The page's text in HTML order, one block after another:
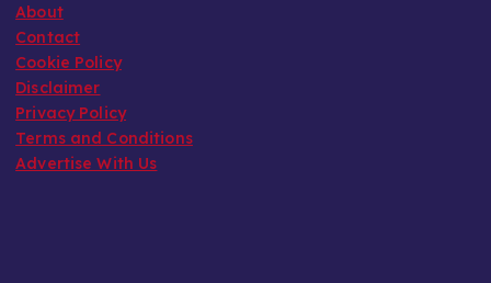
About
Contact
Cookie Policy
Disclaimer
Privacy Policy
Terms and Conditions
Advertise With Us